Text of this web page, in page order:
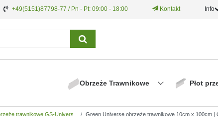
+49(5151)87798-77 / Pn - Pt: 09:00 - 18:00 Kontakt Info
Obrzeże Trawnikowe Płot
trawnikowe GS-Univers Green Universe obrzeże trawnikowe 10cm x 100cm |